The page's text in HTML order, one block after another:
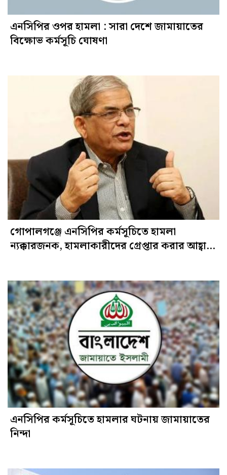
এনসিপির ওপর হামলা : সারা দেশে জামায়াতের
বিক্ষোভ কর্মসূচি ঘোষণা
গোপালগঞ্জে এনসিপির কর্মসূচিতে হামলা
ন্যক্কারজনক, হামলাকারীদের গ্রেপ্তার করার আহ্বান
এনসিপির কর্মসূচিতে হামলার ঘটনায় জামায়াতের
নিন্দা